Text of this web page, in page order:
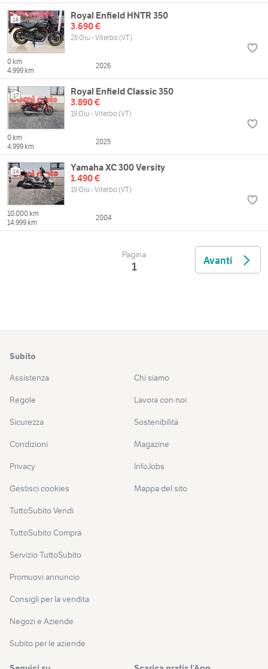
16
Royal Enfield HNTR 350
3.690 €
25 Giu - Viterbo (VT)
0 km
4.999 km
2026
17
Royal Enfield Classic 350
3.890 €
19 Giu - Viterbo (VT)
0 km
4.999 km
2025
14
Yamaha XC 300 Versity
1.490 €
19 Giu - Viterbo (VT)
10.000 km
14.999 km
2004
Pagina
1 Avanti
Subito
Assistenza
Regole
Sicurezza
Condizioni
Privacy
Gestisci cookies
TuttoSubito Vendi
TuttoSubito Compra
Servizio TuttoSubito
Promuovi annuncio
Consigli per la vendita
Negozi e Aziende
Subito per le aziende
Chi siamo
Lavora con noi
Sostenibilità
Magazine
InfoJobs
Mappa del sito